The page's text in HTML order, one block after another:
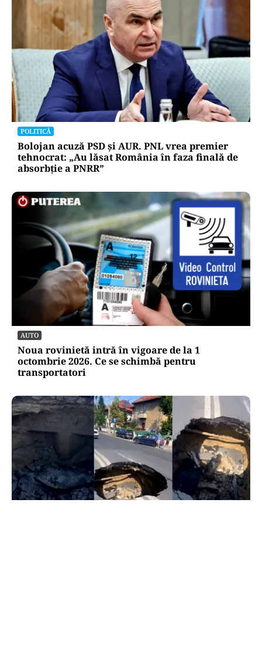
POLITICĂ
Bolojan acuză PSD și AUR. PNL vrea premier
tehnocrat: „Au lăsat România în faza finală de
absorbţie a PNRR”
AUTO
Noua rovinietă intră în vigoare de la 1
octombrie 2026. Ce se schimbă pentru
transportatori